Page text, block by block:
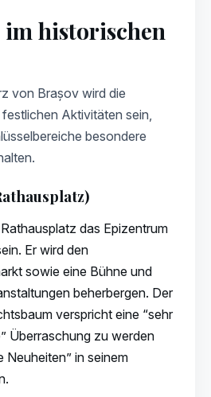
historischen
von Brașov wird die
Aktivitäten sein,
besondere
das Epizentrum
Er wird den
sowie eine Bühne und
beherbergen. Der
verspricht eine “sehr
Überraschung zu werden
Neuheiten” in seinem